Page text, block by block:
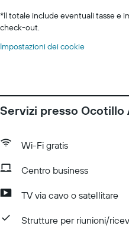
*Il totale include eventuali tasse e
check-out.
Impostazioni dei cookie
Servizi presso
Wi-Fi gratis
Centro business
TV via cavo o satellitare
Strutture per riunioni/